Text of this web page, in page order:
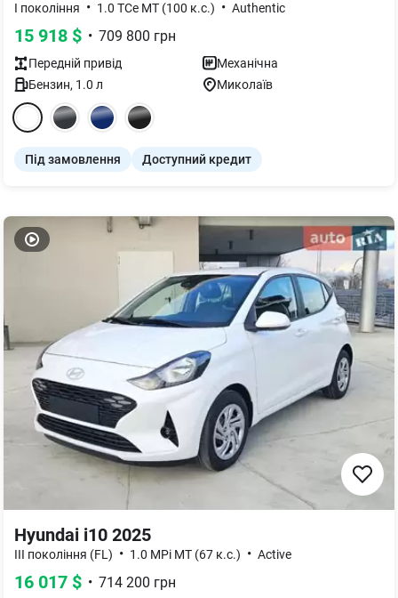
I покоління • 1.0 TCe MT (100 к.с.) • Authentic
15 918 $ • 709 800 грн
Передній привід
Механічна
Бензин, 1.0 л Миколаїв
Під замовлення Доступний кредит
Hyundai i10 2025
III покоління (FL) • 1.0 MPi MT (67 к.с.) • Active
16 017 $ • 714 200 грн